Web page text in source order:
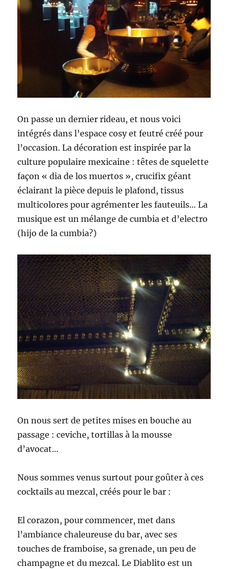
On passe un dernier rideau, et nous voici
intégrés dans l’espace cosy et feutré créé pour
l’occasion. La décoration est inspirée par la
culture populaire mexicaine : têtes de squelette
façon « dia de los muertos », crucifix géant
éclairant la pièce depuis le plafond, tissus
multicolores pour agrémenter les fauteuils… La
musique est un mélange de cumbia et d’electro
(hijo de la cumbia?)
On nous sert de petites mises en bouche au
passage : ceviche, tortillas à la mousse
d’avocat…
Nous sommes venus surtout pour goûter à ces
cocktails au mezcal, créés pour le bar :
El corazon, pour commencer, met dans
l’ambiance chaleureuse du bar, avec ses
touches de framboise, sa grenade, un peu de
champagne et du mezcal. Le Diablito est un